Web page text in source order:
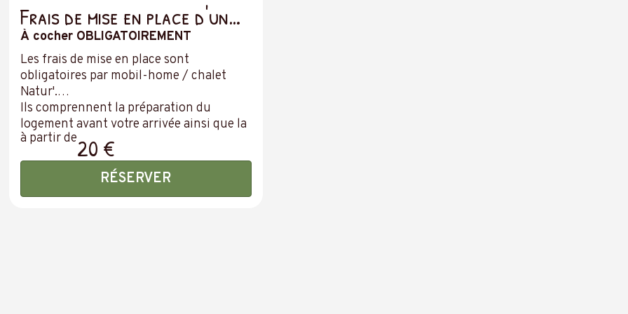
Frais de mise en place d'un
hébergement – OBLIGATOIRE
– Prix par hébergement
À cocher OBLIGATOIREMENT
Les frais de mise en place sont
obligatoires par mobil-home / chalet
Natur'.
Ils comprennent la préparation du
logement avant votre arrivée ainsi que la
mise en place des alèses, afin de vous
garantir un hébergement prêt à vous
à partir de20 €
RÉSERVER